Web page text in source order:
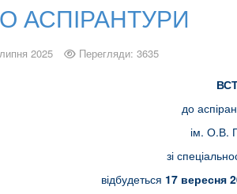
АСПІРАНТУРИ
2025 Перегляди: 3635
до
ім. О.В.
зі
відбудеться 17 вересня